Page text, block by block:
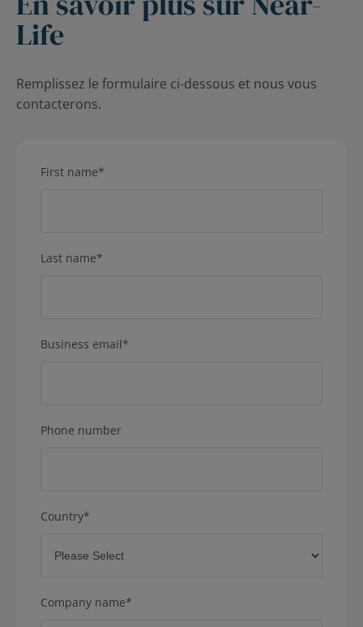
Life
Remplissez le formulaire ci-dessous et nous vous
contacterons.
First name*
Last name*
Business email*
Phone number
Country*
Company name*